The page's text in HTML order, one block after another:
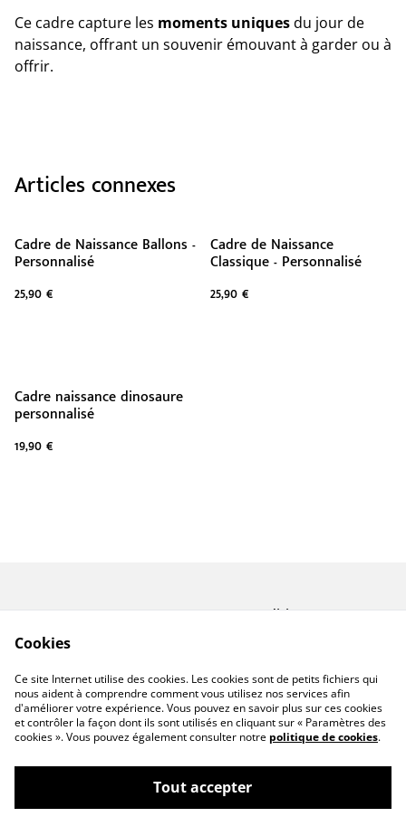
Ce cadre capture les moments uniquesdu jour de
naissance, offrant un souvenir émouvant à garder ou à
offrir.
Articles connexes
Cadre de Naissance Ballons -
Personnalisé
25,90 €
Cadre de Naissance
Classique - Personnalisé
25,90 €
Cadre naissance dinosaure
personnalisé
19,90 €
Contactez-nous Conditions
A propos de Miforge
Créations
Cookies
Ce site Internet utilise des cookies. Les cookies sont de petits fichiers qui
nous aident à comprendre comment vous utilisez nos services afin
d'améliorer votre expérience. Vous pouvez en savoir plus sur ces cookies
et contrôler la façon dont ils sont utilisés en cliquant sur « Paramètres des
cookies ». Vous pouvez également consulter notre politique de cookies.
Tout accepter